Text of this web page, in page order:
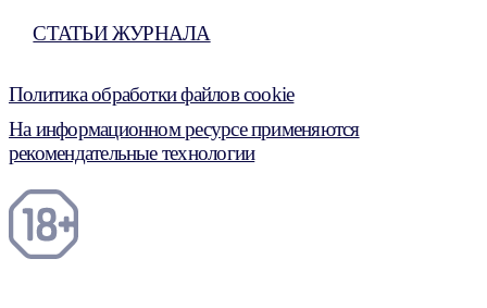
СТАТЬИ ЖУРНАЛА
Политика обработки файлов cookie
На информационном ресурсе применяются
рекомендательные технологии